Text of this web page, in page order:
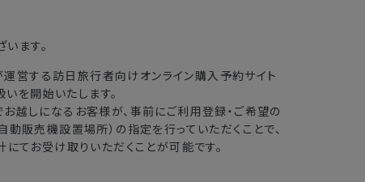
ます。
営する訪日旅行者向けオンライン購入予約サイト
を開始いたします。
しになるお客様が、事前にご利用登録・ご希望の
販売機設置場所）の指定を行っていただくことで、
てお受け取りいただくことが可能です。